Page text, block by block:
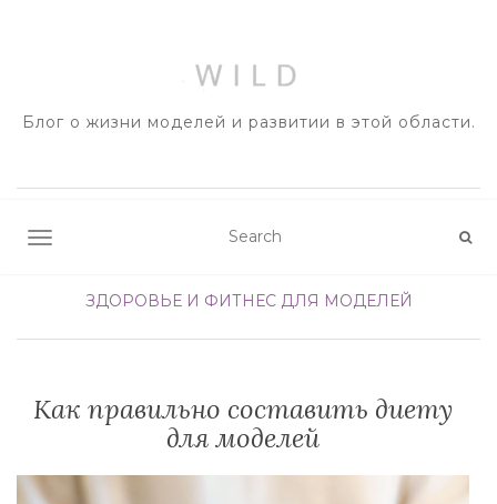
Блог о жизни моделей и развитии в этой области.
TOGGLE NAVIGATION
ЗДОРОВЬЕ И ФИТНЕС ДЛЯ МОДЕЛЕЙ
Как правильно составить диету
для моделей